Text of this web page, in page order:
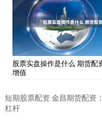
股票实盘操作是什么 期货配
增值
短期股票配资 金昌期货配资
杠杆